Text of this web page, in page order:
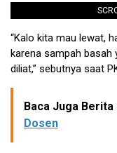
“Kalo kita mau lewat,
karena sampah basah
diliat,” sebutnya saat
Baca Juga Berita
Dosen